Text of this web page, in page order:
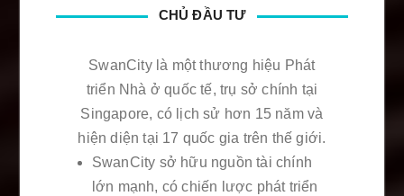
CHỦ ĐẦU TƯ
SwanCity là một thương hiệu Phát
triển Nhà ở quốc tế, trụ sở chính tại
Singapore, có lịch sử hơn 15 năm và
hiện diện tại 17 quốc gia trên thế giới.
SwanCity sở hữu nguồn tài chính
lớn mạnh, có chiến lược phát triển